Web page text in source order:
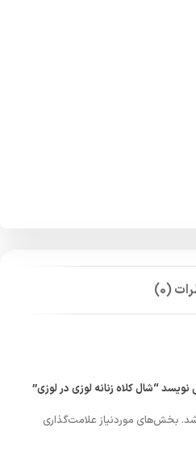
(0)
“شال کلاه زنانه لوزی در لوزی”
بخش‌های موردنیاز علامت‌گذاری